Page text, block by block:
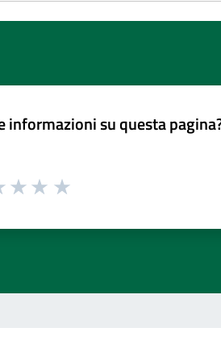
informazioni su questa